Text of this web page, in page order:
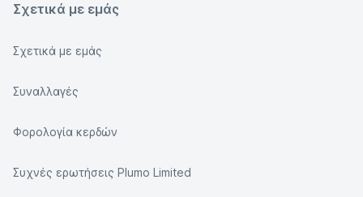
Σχετικά με εμάς
Σχετικά με εμάς
Συναλλαγές
Φορολογία κερδών
Συχνές ερωτήσεις Plumo Limited